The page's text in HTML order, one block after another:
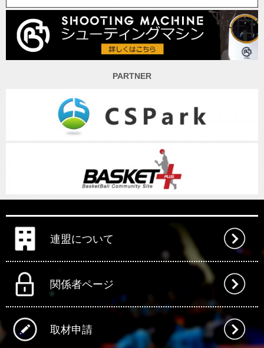
PARTNER
連盟について
関係者ページ
取材申請